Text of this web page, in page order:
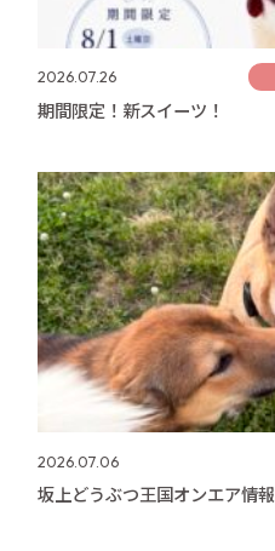
2026.07.26
期間限定！新スイーツ！
2026.07.06
坂上どうぶつ王国オンエア情報